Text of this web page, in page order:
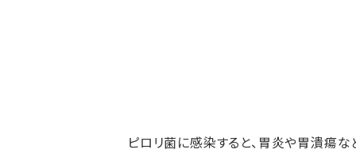
ピロリ菌に感染すると、胃炎や胃潰瘍